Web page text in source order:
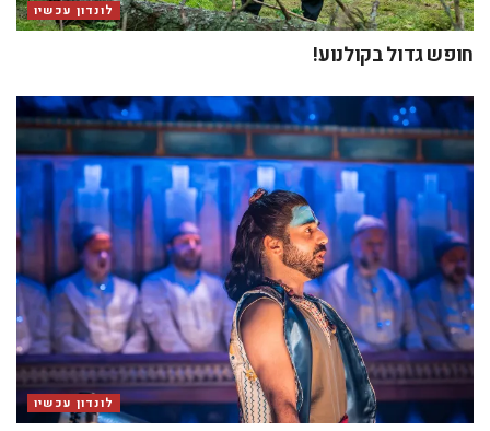
לונדון עכשיו
חופש גדול בקולנוע!
לונדון עכשיו